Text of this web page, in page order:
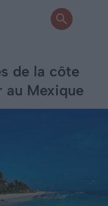
de la côte
au Mexique